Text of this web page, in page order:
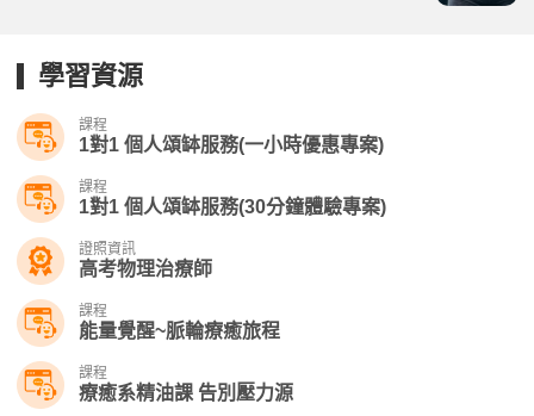
學習資源
課程
1對1 個人頌缽服務(一小時優惠專案)
課程
1對1 個人頌缽服務(30分鐘體驗專案)
證照資訊
高考物理治療師
課程
能量覺醒~脈輪療癒旅程
課程
療癒系精油課 告別壓力源